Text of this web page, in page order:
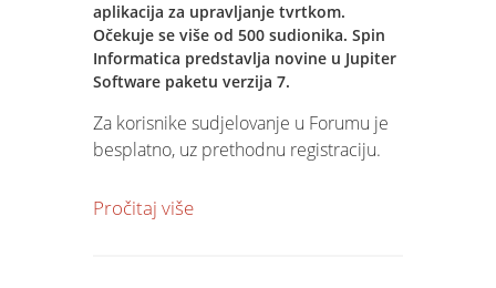
aplikacija za upravljanje tvrtkom.
Očekuje se više od 500 sudionika. Spin
Informatica predstavlja novine u Jupiter
Software paketu verzija 7.
Za korisnike sudjelovanje u Forumu je
besplatno, uz prethodnu registraciju.
Prijave i daljne informacije možete
Pročitaj više